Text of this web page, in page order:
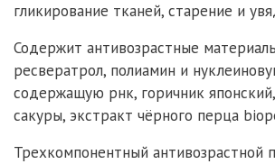
гликирование тканей, старение и
Содержит антивозрастные
ресвератрол, полиамин и
содержащую рнк, горичник
сакуры, экстракт чёрного перца
Трехкомпонентный антивозрастной